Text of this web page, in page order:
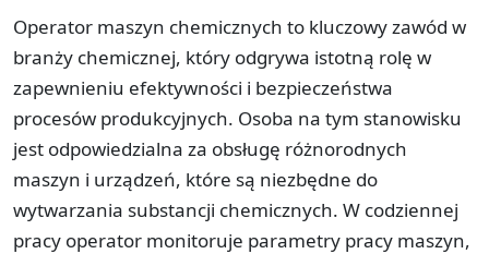
Operator maszyn chemicznych to kluczowy zawód w
branży chemicznej, który odgrywa istotną rolę w
zapewnieniu efektywności i bezpieczeństwa
procesów produkcyjnych. Osoba na tym stanowisku
jest odpowiedzialna za obsługę różnorodnych
maszyn i urządzeń, które są niezbędne do
wytwarzania substancji chemicznych. W codziennej
pracy operator monitoruje parametry pracy maszyn,